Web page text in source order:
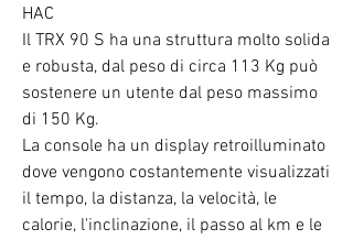
HAC
Il TRX 90 S ha una struttura molto solida
e robusta, dal peso di circa 113 Kg può
sostenere un utente dal peso massimo
di 150 Kg.
La console ha un display retroilluminato
dove vengono costantemente visualizzati
il tempo, la distanza, la velocità, le
calorie, l'inclinazione, il passo al km e le